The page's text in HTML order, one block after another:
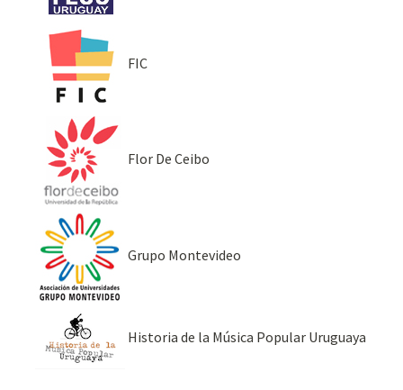
FIC
Flor De Ceibo
Grupo Montevideo
Historia de la Música Popular Uruguaya